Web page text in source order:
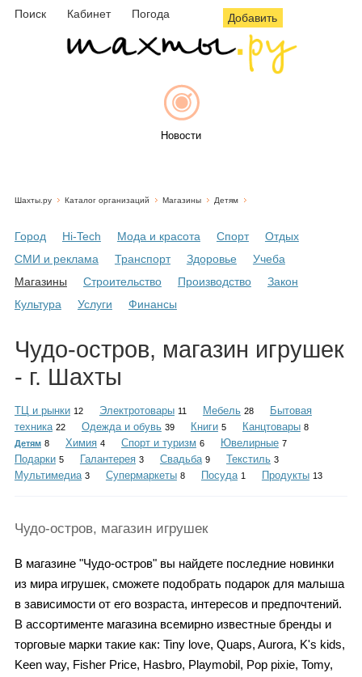
Поиск Кабинет Погода Добавить
Новости
Объявления
Инфо
Карты
Шахты.ру Каталог организаций Магазины Детям
Город Hi-Tech Мода и красота Спорт
Отдых
СМИ и реклама
Транспорт Здоровье
Учеба
Магазины
Строительство Производство
Закон
Культура
Услуги Финансы
Чудо-остров, магазин игрушек
- г. Шахты
ТЦ и рынки 12 Электротовары 11 Мебель 28
Бытовая
техника 22 Одежда и обувь 39 Книги 5 Канцтовары 8
Детям 8 Химия 4 Спорт и туризм 6 Ювелирные 7
Подарки 5 Галантерея 3 Свадьба 9 Текстиль 3
Мультимедиа 3 Супермаркеты 8 Посуда 1 Продукты 13
Чудо-остров, магазин игрушек
В магазине "Чудо-остров" вы найдете последние новинки
из мира игрушек, сможете подобрать подарок для малыша
в зависимости от его возраста, интересов и предпочтений.
В ассортименте магазина всемирно известные бренды и
торговые марки такие как: Tiny love, Quaps, Aurora, K's kids,
Keen way, Fisher Price, Hasbro, Playmobil, Pop pixie, Tomy,